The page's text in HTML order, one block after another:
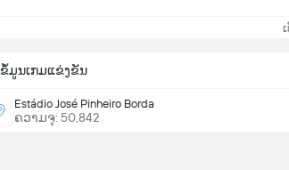
ຂ້ໍມູນເກມແຂ່ງຂັນ
Estádio José Pinheiro Borda
ຄວາມຈຸ: 50,842
ເ